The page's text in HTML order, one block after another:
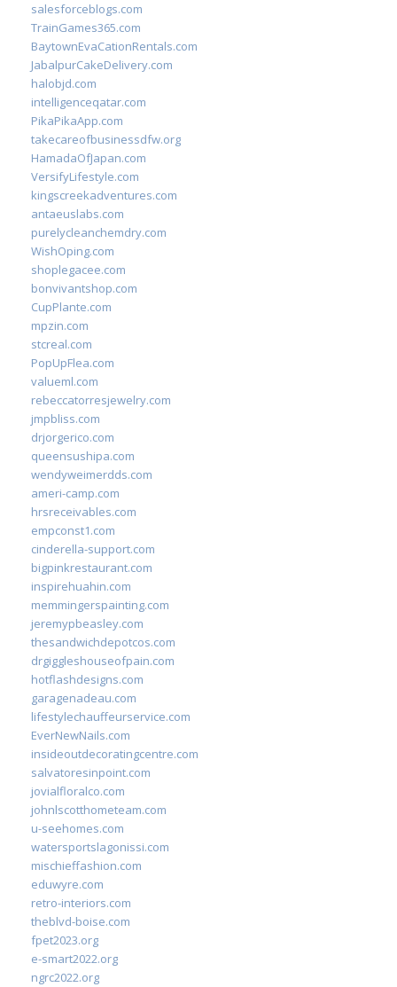
salesforceblogs.com
TrainGames365.com
BaytownEvaCationRentals.com
JabalpurCakeDelivery.com
halobjd.com
intelligenceqatar.com
PikaPikaApp.com
takecareofbusinessdfw.org
HamadaOfJapan.com
VersifyLifestyle.com
kingscreekadventures.com
antaeuslabs.com
purelycleanchemdry.com
WishOping.com
shoplegacee.com
bonvivantshop.com
CupPlante.com
mpzin.com
stcreal.com
PopUpFlea.com
valueml.com
rebeccatorresjewelry.com
jmpbliss.com
drjorgerico.com
queensushipa.com
wendyweimerdds.com
ameri-camp.com
hrsreceivables.com
empconst1.com
cinderella-support.com
bigpinkrestaurant.com
inspirehuahin.com
memmingerspainting.com
jeremypbeasley.com
thesandwichdepotcos.com
drgiggleshouseofpain.com
hotflashdesigns.com
garagenadeau.com
lifestylechauffeurservice.com
EverNewNails.com
insideoutdecoratingcentre.com
salvatoresinpoint.com
jovialfloralco.com
johnlscotthometeam.com
u-seehomes.com
watersportslagonissi.com
mischieffashion.com
eduwyre.com
retro-interiors.com
theblvd-boise.com
fpet2023.org
e-smart2022.org
ngrc2022.org